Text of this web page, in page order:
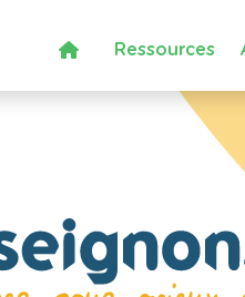
Ressources